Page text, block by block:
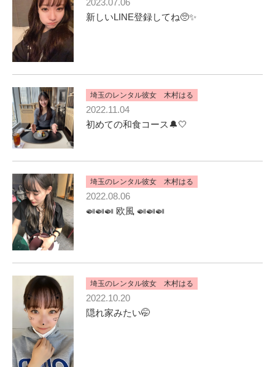
2023.07.06
新しいLINE登録してね🥺✨
埼玉のレンタル彼女 木村はる
2022.11.04
初めての和食コース🔔🤍
埼玉のレンタル彼女 木村はる
2022.08.06
🍛🍛🍛 欧風 🍛🍛🍛
埼玉のレンタル彼女 木村はる
2022.10.20
隠れ家みたい🤭